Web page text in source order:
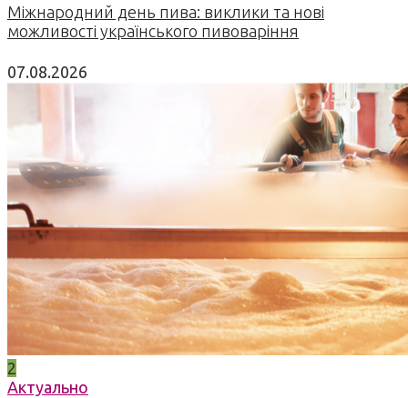
Міжнародний день пива: виклики та нові
можливості українського пивоваріння
07.08.2026
2
Актуально